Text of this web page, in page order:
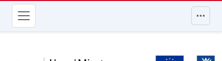
przejdź do głównego menu